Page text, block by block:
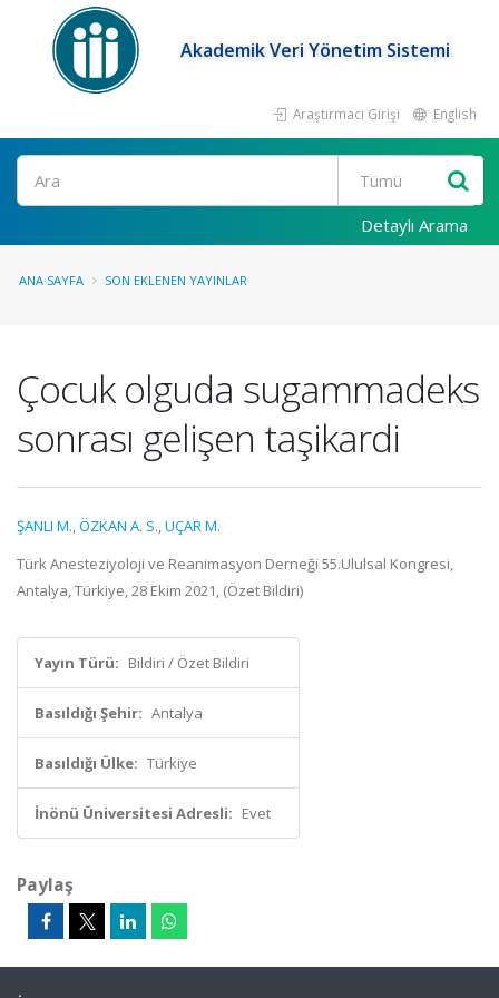
Akademik Veri Yönetim Sistemi
Araştırmacı Girişi English
Ara
Detaylı Arama
ANA SAYFA SON EKLENEN YAYINLAR
Çocuk olguda sugammadeks
sonrası gelişen taşikardi
ŞANLI M.,ÖZKAN A. S.,UÇAR M.
Türk Anesteziyoloji ve Reanimasyon Derneği 55.Ululsal Kongresi,
Antalya, Türkiye, 28 Ekim 2021, (Özet Bildiri)
Yayın Türü: Bildiri / Özet Bildiri
Basıldığı Şehir: Antalya
Basıldığı Ülke: Türkiye
İnönü Üniversitesi Adresli: Evet
Paylaş